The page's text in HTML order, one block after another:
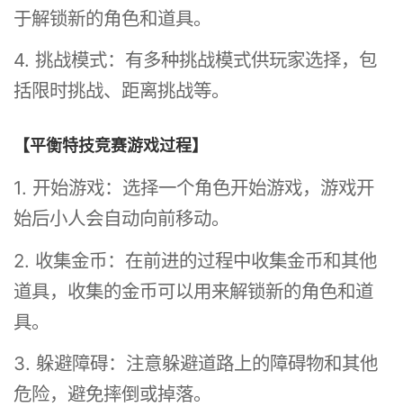
于解锁新的角色和道具。
4. 挑战模式：有多种挑战模式供玩家选择，包
括限时挑战、距离挑战等。
【平衡特技竞赛游戏过程】
1. 开始游戏：选择一个角色开始游戏，游戏开
始后小人会自动向前移动。
2. 收集金币：在前进的过程中收集金币和其他
道具，收集的金币可以用来解锁新的角色和道
具。
3. 躲避障碍：注意躲避道路上的障碍物和其他
危险，避免摔倒或掉落。